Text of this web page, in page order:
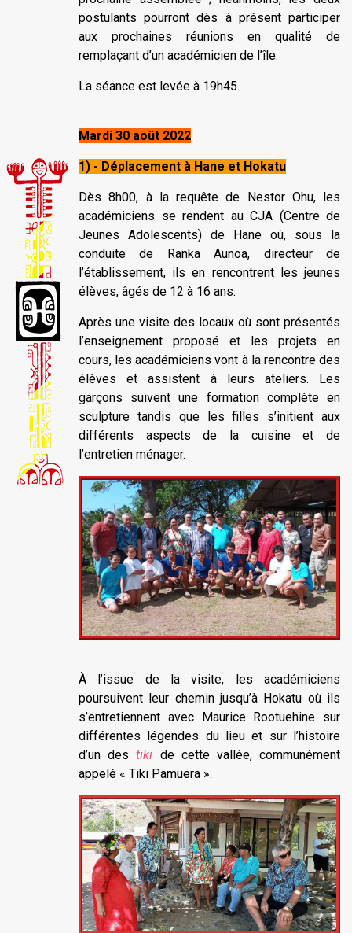
postulants pourront dès à présent participer
aux prochaines réunions en qualité de
remplaçant d’un académicien de l’île.
La séance est levée à 19h45.
Mardi 30 août 2022
1) - Déplacement à Hane et Hokatu
Dès 8h00, à la requête de Nestor Ohu, les
académiciens se rendent au CJA (Centre de
Jeunes Adolescents) de Hane où, sous la
conduite de Ranka Aunoa, directeur de
l’établissement, ils en rencontrent les jeunes
élèves, âgés de 12 à 16 ans.
Après une visite des locaux où sont présentés
l’enseignement proposé et les projets en
cours, les académiciens vont à la rencontre des
élèves et assistent à leurs ateliers. Les
garçons suivent une formation complète en
sculpture tandis que les filles s’initient aux
différents aspects de la cuisine et de
l’entretien ménager.
À l’issue de la visite, les académiciens
poursuivent leur chemin jusqu’à Hokatu où ils
s’entretiennent avec Maurice Rootuehine sur
différentes légendes du lieu et sur l’histoire
d’un destiki de cette vallée, communément
appelé « Tiki Pamuera ».